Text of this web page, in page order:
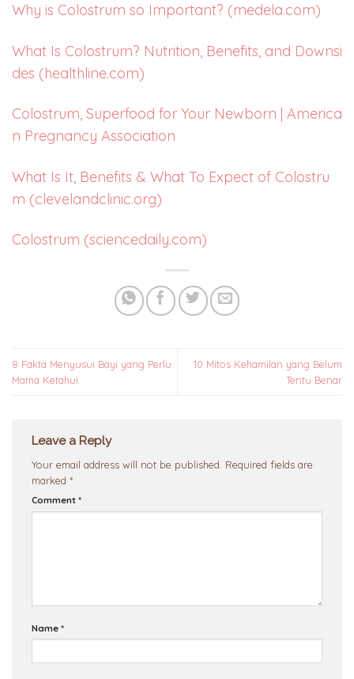
Why is Colostrum so Important? (medela.com)
What Is Colostrum? Nutrition, Benefits, and Downsi
des (healthline.com)
Colostrum, Superfood for Your Newborn | America
n Pregnancy Association
What Is It, Benefits & What To Expect of Colostru
m (clevelandclinic.org)
Colostrum (sciencedaily.com)
8 Fakta Menyusui Bayi yang Perlu
Mama Ketahui
10 Mitos Kehamilan yang Belum
Tentu Benar
Leave a Reply
Your email address will not be published. Required fields are
marked *
Comment *
Name *